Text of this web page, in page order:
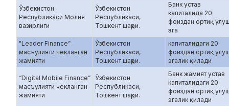
Ўзбекистон
Республикаси Молия
вазирлиги
Ўзбекистон
Республикаси,
Тошкент шаҳри.
Банк устав
капиталида 20
фоиздан ортиқ
эга
"Leader Finance”
масъулияти чекланган
жамияти
Ўзбекистон
Республикаси,
Тошкент шаҳри.
капиталидаги 20
фоиздан ортиқ
эгалик қилади
“Digital Mobile Finance”
масъулияти чекланган
жамияти
Ўзбекистон
Республикаси,
Тошкент шаҳри.
Банк жамият устав
капиталидаги 20
фоиздан ортиқ
эгалик қилади